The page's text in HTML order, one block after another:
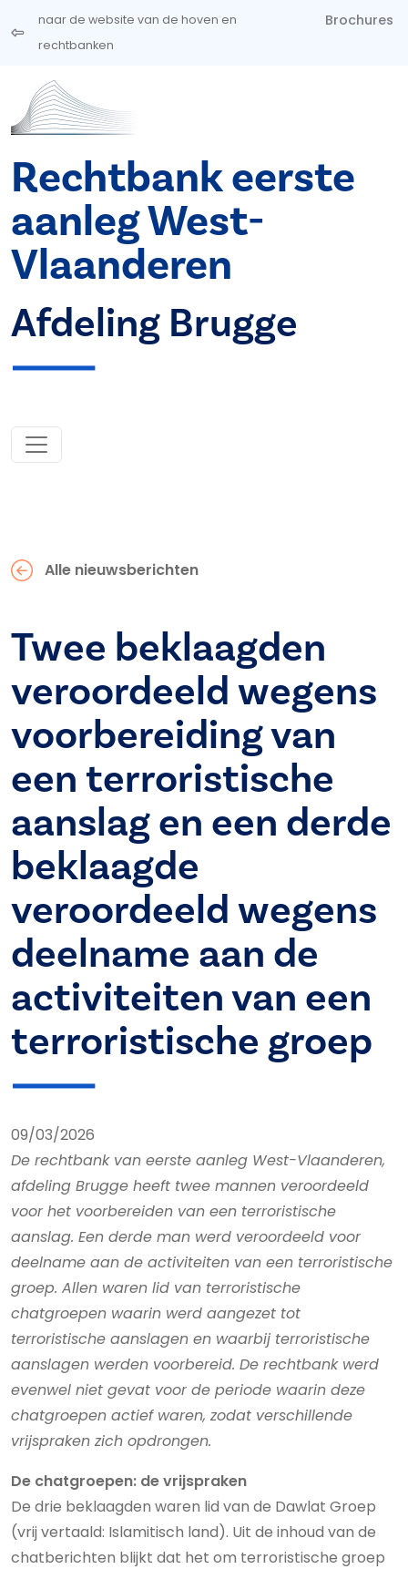
Overslaan en naar de inhoud gaan
naar de website van de hoven en
rechtbanken
Brochures
Rechtbank eerste
aanleg West-
Vlaanderen
Afdeling Brugge
Alle nieuwsberichten
Twee beklaagden
veroordeeld wegens
voorbereiding van
een terroristische
aanslag en een derde
beklaagde
veroordeeld wegens
deelname aan de
activiteiten van een
terroristische groep
09/03/2026
De rechtbank van eerste aanleg West-Vlaanderen,
afdeling Brugge heeft twee mannen veroordeeld
voor het voorbereiden van een terroristische
aanslag. Een derde man werd veroordeeld voor
deelname aan de activiteiten van een terroristische
groep. Allen waren lid van terroristische
chatgroepen waarin werd aangezet tot
terroristische aanslagen en waarbij terroristische
aanslagen werden voorbereid. De rechtbank werd
evenwel niet gevat voor de periode waarin deze
chatgroepen actief waren, zodat verschillende
vrijspraken zich opdrongen.
De chatgroepen: de vrijspraken
De drie beklaagden waren lid van de Dawlat Groep
(vrij vertaald: Islamitisch land). Uit de inhoud van de
chatberichten blijkt dat het om terroristische groep